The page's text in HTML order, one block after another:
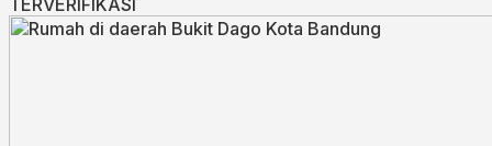
TERVERIFIKASI